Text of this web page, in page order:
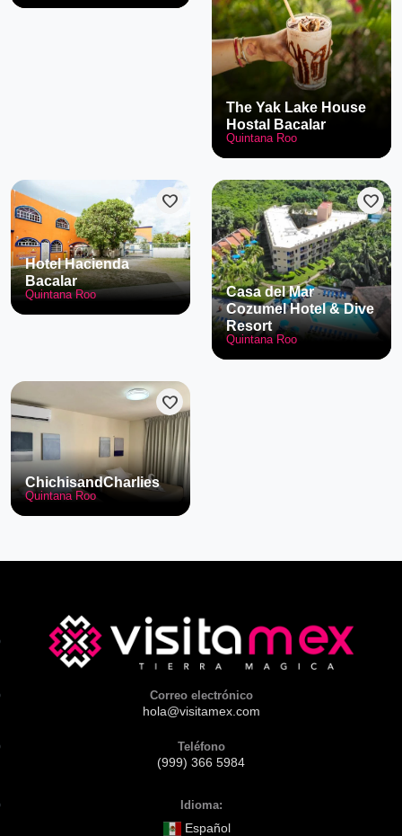
The Yak Lake House
Hostal Bacalar
Quintana Roo
favorite
Hotel Hacienda
Bacalar
Quintana Roo
favorite
Casa del Mar
Cozumel Hotel & Dive
Resort
Quintana Roo
favorite
ChichisandCharlies
Quintana Roo
Correo electrónico
hola@visitamex.com
Teléfono
(999) 366 5984
Idioma:
Español